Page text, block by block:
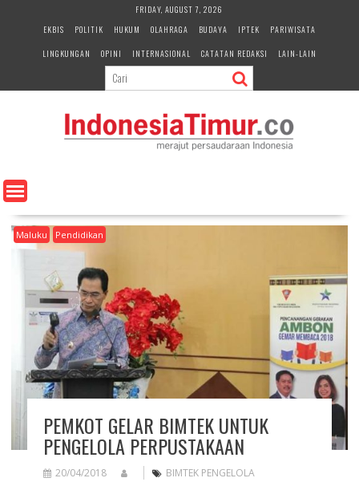
e
n
FRIDAY, AUGUST 7, 2026
EKBIS
POLITIK HUKUM OLAHRAGA BUDAYA IPTEK
PARIWISATA
LINGKUNGAN
OPINI INTERNASIONAL CATATAN REDAKSI LAIN-LAIN
Maluku Pendidikan
PEMKOT GELAR BIMTEK UNTUK
PENGELOLA PERPUSTAKAAN
20/04/2018
BIMTEK PENGELOLA